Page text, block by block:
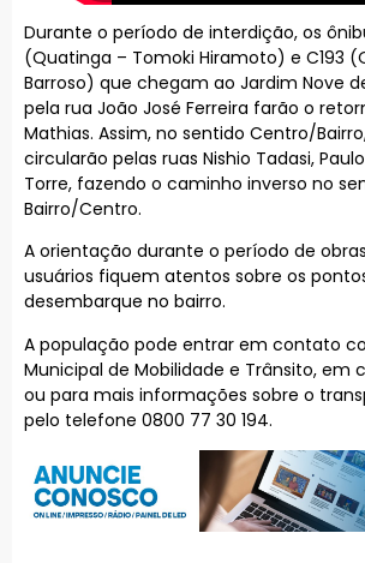
Durante o período de interdição, os
(Quatinga – Tomoki Hiramoto) e C193
Barroso) que chegam ao Jardim Nove
pela rua João José Ferreira farão o
Mathias. Assim, no sentido Centro/
circularão pelas ruas Nishio Tadasi,
Torre, fazendo o caminho inverso no
Bairro/Centro.
A orientação durante o período de
usuários fiquem atentos sobre os
desembarque no bairro.
A população pode entrar em contato
Municipal de Mobilidade e Trânsito, em
ou para mais informações sobre o
pelo telefone 0800 77 30 194.